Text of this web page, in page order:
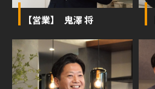
【営業】 鬼澤 将